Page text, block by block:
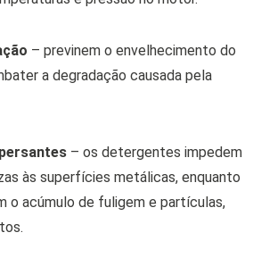
– previnem o envelhecimento do
a degradação causada pela
– os detergentes impedem
às superfícies metálicas, enquanto
o acúmulo de fuligem e partículas,